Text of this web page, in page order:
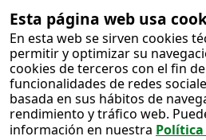
Esta página web usa
En esta web se sirven cookies
permitir y optimizar su
cookies de terceros con el fin
funcionalidades de redes
basada en sus hábitos de
rendimiento y tráfico web.
información en nuestra Política